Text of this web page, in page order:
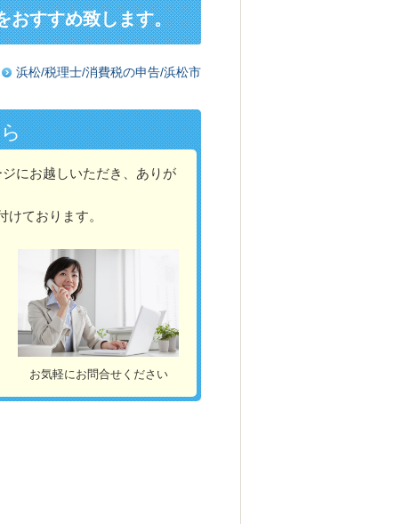
おすすめ致します。
浜松/税理士/消費税の申告/浜松市
にお越しいただき、ありが
ております。
お気軽にお問合せください